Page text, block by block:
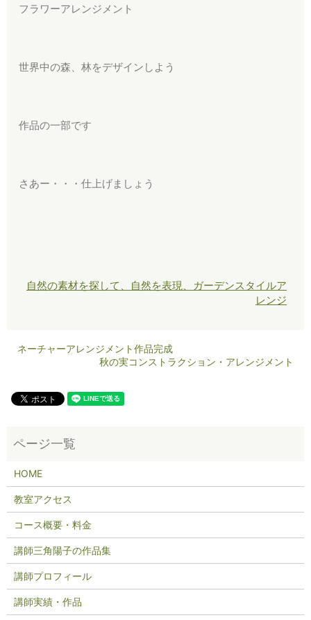
フラワーアレンジメント
世界中の森、林をデザインしよう
作品の一部です
さあー・・・仕上げましょう
自然の素材を探して、自然を表現、ガーデンスタイルア
レンジ
ネーチャーアレンジメント作品完成
秋の実コンストラクション・アレンジメント
HOME
教室アクセス
コース概要・料金
講師三角陽子の作品集
講師プロフィール
講師実績・作品